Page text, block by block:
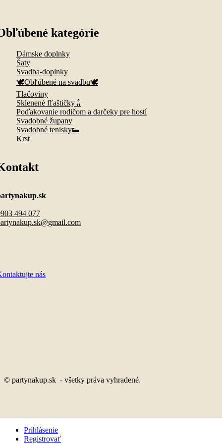
kategórie
Dámske doplnky
Šaty
Svadba-doplnky
🕊️Obľúbené na svadbu🕊️
Tlačoviny
Sklenené fľaštičky 🍾
Poďakovanie rodičom a darčeky pre hostí
Svadobné župany
Svadobné tenisky👟
Krst
494 077
nás
© partynakup.sk - všetky práva vyhradené.
Prihlásenie
Registrovať